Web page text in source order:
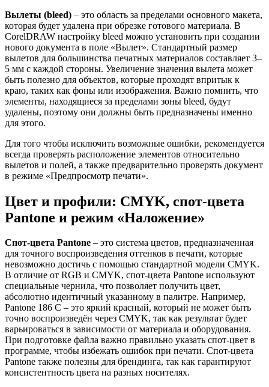
Вылеты (bleed) – это область за пределами основного макета,
которая будет удалена при обрезке готового материала. В
CorelDRAW настройку bleed можно установить при создании
нового документа в поле «Вылет». Стандартный размер
вылетов для большинства печатных материалов составляет 3–
5 мм с каждой стороны. Увеличение значения вылета может
быть полезно для объектов, которые проходят впритык к
краю, таких как фоны или изображения. Важно помнить, что
элементы, находящиеся за пределами зоны bleed, будут
удалены, поэтому они должны быть предназначены именно
для этого.
Для того чтобы исключить возможные ошибки, рекомендуется
всегда проверять расположение элементов относительно
вылетов и полей, а также предварительно проверять документ
в режиме «Предпросмотр печати».
Цвет и профили: CMYK, спот-цвета
Pantone и режим «Наложение»
Спот-цвета Pantone – это система цветов, предназначенная
для точного воспроизведения оттенков в печати, которые
невозможно достичь с помощью стандартной модели CMYK.
В отличие от RGB и CMYK, спот-цвета Pantone используют
специальные чернила, что позволяет получить цвет,
абсолютно идентичный указанному в палитре. Например,
Pantone 186 C – это яркий красный, который не может быть
точно воспроизведён через CMYK, так как результат будет
варьироваться в зависимости от материала и оборудования.
При подготовке файла важно правильно указать спот-цвет в
программе, чтобы избежать ошибок при печати. Спот-цвета
Pantone также полезны для брендинга, так как гарантируют
консистентность цвета на разных носителях.